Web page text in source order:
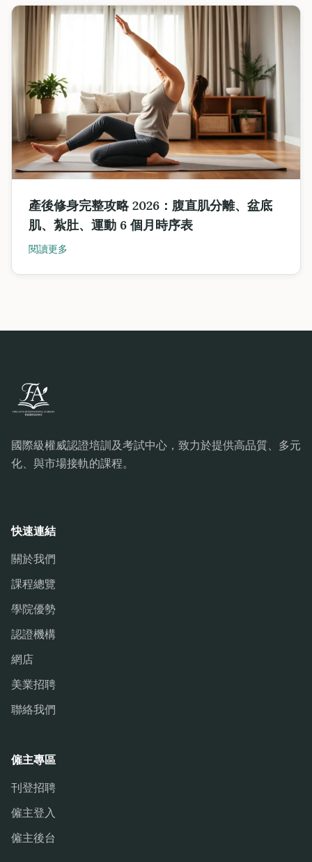
產後修身完整攻略 2026：腹直肌分離、盆底
肌、紮肚、運動 6 個月時序表
閱讀更多
國際級權威認證培訓及考試中心，致力於提供高品質、多元
化、與市場接軌的課程。
快速連結
關於我們
課程總覽
學院優勢
認證機構
網店
美業招聘
聯絡我們
僱主專區
刊登招聘
僱主登入
僱主後台